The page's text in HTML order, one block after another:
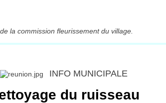
la commission fleurissement du village.
INFO MUNICIPALE
du ruisseau